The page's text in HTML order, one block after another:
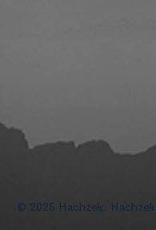
© 2025 Hachzek.